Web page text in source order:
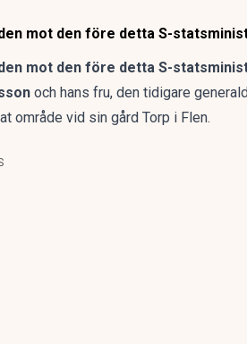
mot den före detta S-
mot den före detta S-
och hans fru, den tidigare
område vid sin gård Torp i Flen.